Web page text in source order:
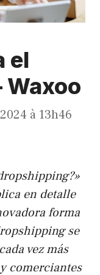
el
à 13h46
en detalle
forma
se
vez más
comerciantes